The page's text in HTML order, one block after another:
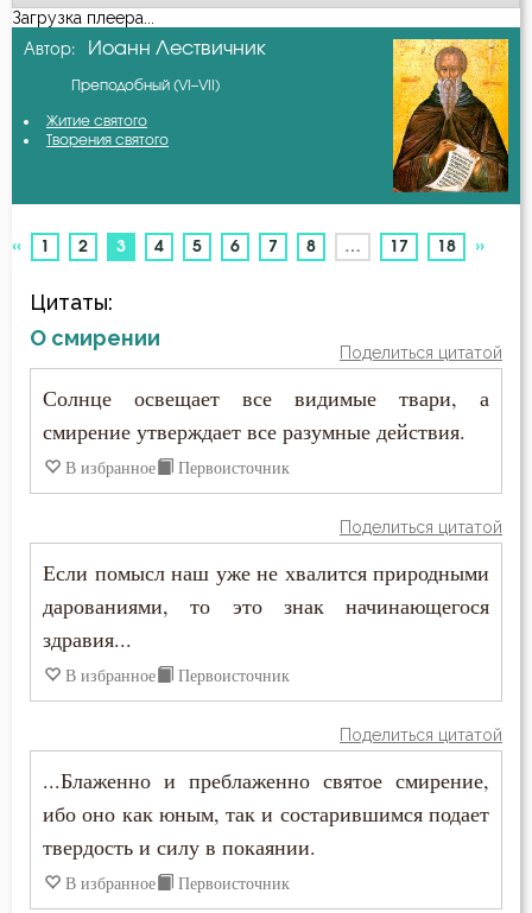
Ангел
Бдение
Беда
Благодать
Блуд
Бог
Богатство
Богоугождение
Болезнь
Будущее
Вера
А-я
Авва Дорофей
Авва Исайя (Скитский)
Авва Феона
Авва Филимон
Аврелий Августин
Амвросий Оптинский (Гренков)
Амфилохий Иконийский
Анастасий Синаит
Антоний Великий
Арсений Великий
Афанасий (Сахаров)
Афанасий Великий
Загрузка плеера...
Автор: Иоанн Лествичник
Преподобный (VI–VII)
Житие святого
Творения святого
« 1 2 3(current)
4 5 6 7 8 … 17 18 »
Цитаты:
О смирении
Поделиться цитатой
Солнце освещает все видимые твари, а
смирение утверждает все разумные действия.
В избранное Первоисточник
Поделиться цитатой
Если помысл наш уже не хвалится природными
дарованиями, то это знак начинающегося
здравия...
В избранное Первоисточник
Поделиться цитатой
...Блаженно и преблаженно святое смирение,
ибо оно как юным, так и состарившимся подает
твердость и силу в покаянии.
В избранное Первоисточник